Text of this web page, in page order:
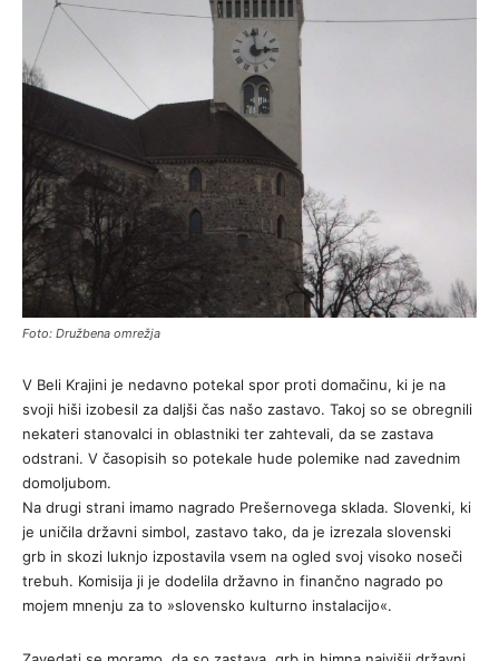
Foto: Družbena omrežja
V Beli Krajini je nedavno potekal spor proti domačinu, ki je na
svoji hiši izobesil za daljši čas našo zastavo. Takoj so se obregnili
nekateri stanovalci in oblastniki ter zahtevali, da se zastava
odstrani. V časopisih so potekale hude polemike nad zavednim
domoljubom.
Na drugi strani imamo nagrado Prešernovega sklada. Slovenki, ki
je uničila državni simbol, zastavo tako, da je izrezala slovenski
grb in skozi luknjo izpostavila vsem na ogled svoj visoko noseči
trebuh. Komisija ji je dodelila državno in finančno nagrado po
mojem mnenju za to »slovensko kulturno instalacijo«.